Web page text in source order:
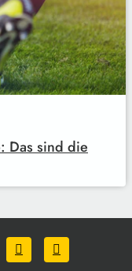
Das sind die